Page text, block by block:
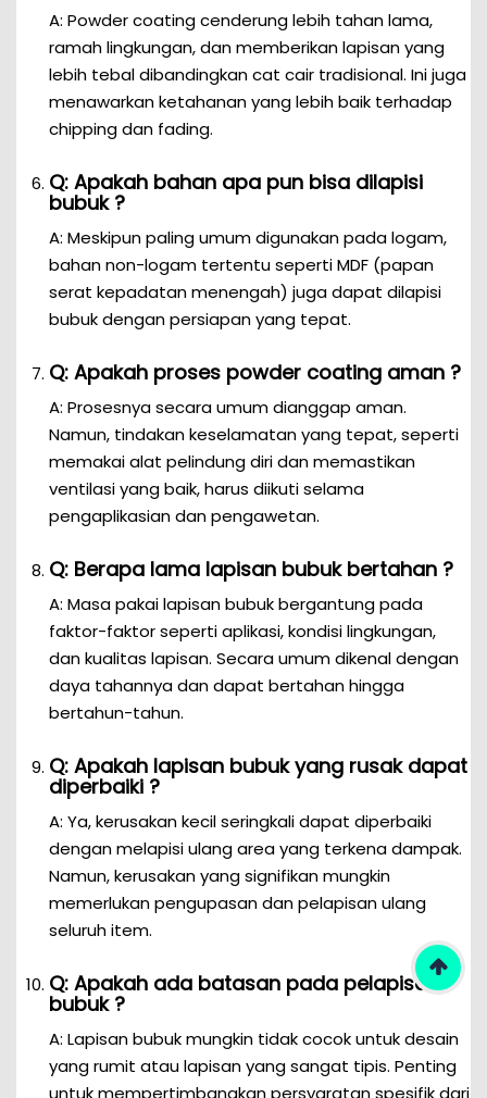
A: Powder coating cenderung lebih tahan lama,
ramah lingkungan, dan memberikan lapisan yang
lebih tebal dibandingkan cat cair tradisional. Ini juga
menawarkan ketahanan yang lebih baik terhadap
chipping dan fading.
Q: Apakah bahan apa pun bisa dilapisi
bubuk ?
A: Meskipun paling umum digunakan pada logam,
bahan non-logam tertentu seperti MDF (papan
serat kepadatan menengah) juga dapat dilapisi
bubuk dengan persiapan yang tepat.
Q: Apakah proses powder coating aman ?
A: Prosesnya secara umum dianggap aman.
Namun, tindakan keselamatan yang tepat, seperti
memakai alat pelindung diri dan memastikan
ventilasi yang baik, harus diikuti selama
pengaplikasian dan pengawetan.
Q: Berapa lama lapisan bubuk bertahan ?
A: Masa pakai lapisan bubuk bergantung pada
faktor-faktor seperti aplikasi, kondisi lingkungan,
dan kualitas lapisan. Secara umum dikenal dengan
daya tahannya dan dapat bertahan hingga
bertahun-tahun.
Q: Apakah lapisan bubuk yang rusak dapat
diperbaiki ?
A: Ya, kerusakan kecil seringkali dapat diperbaiki
dengan melapisi ulang area yang terkena dampak.
Namun, kerusakan yang signifikan mungkin
memerlukan pengupasan dan pelapisan ulang
seluruh item.
Q: Apakah ada batasan pada pelapisan
bubuk ?
A: Lapisan bubuk mungkin tidak cocok untuk desain
yang rumit atau lapisan yang sangat tipis. Penting
untuk mempertimbangkan persyaratan spesifik dari